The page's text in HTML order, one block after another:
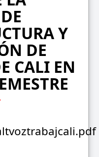
Y
DE
CALI EN